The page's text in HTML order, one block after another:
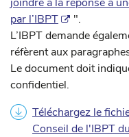
par l’IBPT
".
L’IBPT demande
réfèrent aux
Le document doit
confidentiel.
Téléchargez le
Conseil de l'IBPT